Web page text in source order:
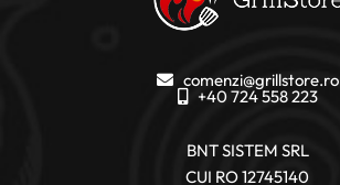
comenzi@grillstore.ro
+40 724 558 223
BNT SISTEM SRL
CUI RO 12745140